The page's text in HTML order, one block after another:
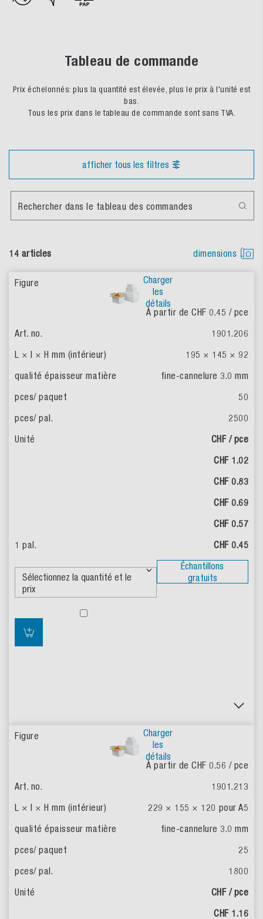
Tableau de commande
Prix échelonnés: plus la quantité est élevée, plus le prix à l'unité est
bas.
Tous les prix dans le tableau de commande sont sans TVA.
afficher tous les filtres
14 articles dimensions
Rechercher dans le tableau des commandes
Charger
les
détails
À partir de CHF 0.45 / pce
1901.206
195 × 145 × 92
fine-cannelure 3.0 mm
50
2500
CHF / pce
CHF 1.02
CHF 0.83
CHF 0.69
CHF 0.57
CHF 0.45
Échantillons
gratuits
Charger
les
détails
À partir de CHF 0.56 / pce
1901.213
229 × 155 × 120 pour A5
fine-cannelure 3.0 mm
25
1800
CHF / pce
CHF 1.16